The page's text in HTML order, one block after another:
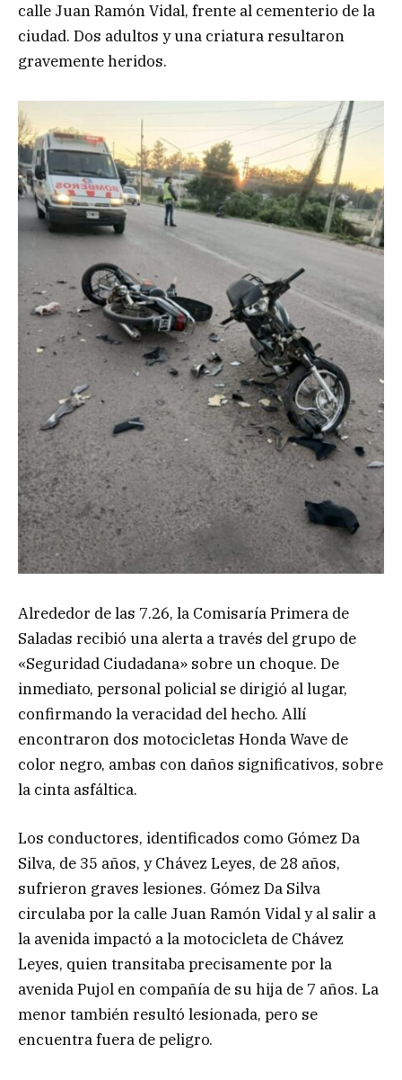
calle Juan Ramón Vidal, frente al cementerio de la
ciudad. Dos adultos y una criatura resultaron
gravemente heridos.
Alrededor de las 7.26, la Comisaría Primera de
Saladas recibió una alerta a través del grupo de
«Seguridad Ciudadana» sobre un choque. De
inmediato, personal policial se dirigió al lugar,
confirmando la veracidad del hecho. Allí
encontraron dos motocicletas Honda Wave de
color negro, ambas con daños significativos, sobre
la cinta asfáltica.
Los conductores, identificados como Gómez Da
Silva, de 35 años, y Chávez Leyes, de 28 años,
sufrieron graves lesiones. Gómez Da Silva
circulaba por la calle Juan Ramón Vidal y al salir a
la avenida impactó a la motocicleta de Chávez
Leyes, quien transitaba precisamente por la
avenida Pujol en compañía de su hija de 7 años. La
menor también resultó lesionada, pero se
encuentra fuera de peligro.